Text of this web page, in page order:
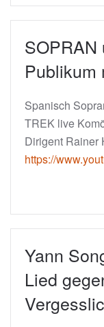
SOPRAN
Publikum
Spanisch
TREK live
Dirigent Rainer
https://
Yann
Lied